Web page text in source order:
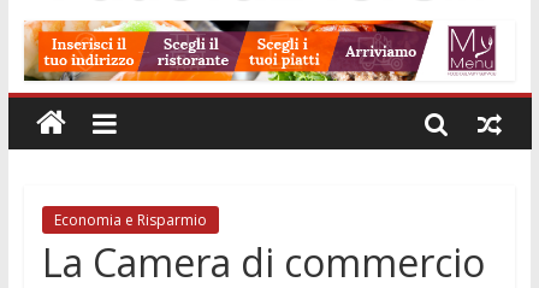
Sicurezza esodo estivo Padova: più controlli su strade, stazioni
e treni
Bonus trasporto pubblico Veneto: 200 euro per l’abbonamento
annuale
Economia e Risparmio
La Camera di commercio